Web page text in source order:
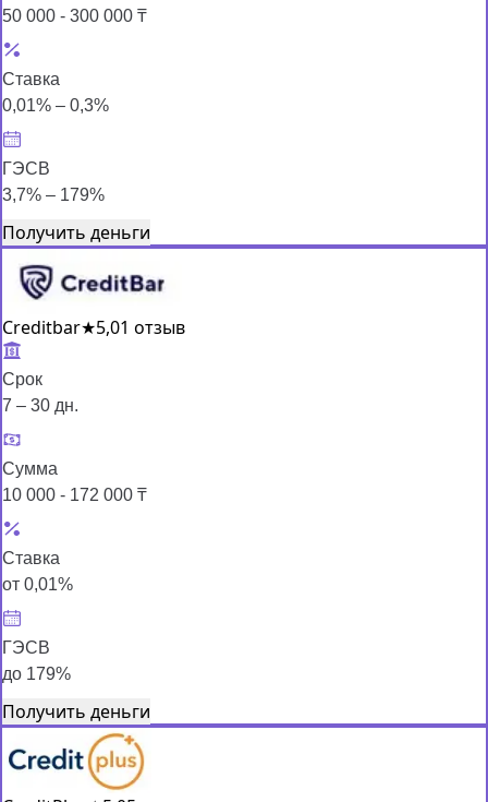
50 000 - 300 000 ₸
Ставка
0,01% – 0,3%
ГЭСВ
3,7% – 179%
Получить деньги
Creditbar★5,01 отзыв
Срок
7 – 30 дн.
Сумма
10 000 - 172 000 ₸
Ставка
от 0,01%
ГЭСВ
до 179%
Получить деньги